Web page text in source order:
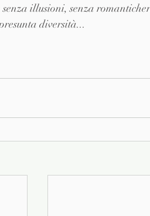
illusioni, senza
diversità...